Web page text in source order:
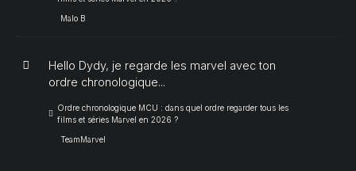
Malo B
Hello Dydy, je regarde les marvel avec ton
ordre chronologique...
Ordre chronologique MCU : dans quel ordre regarder tous les
films et séries Marvel en 2026 ?
TeamMarvel